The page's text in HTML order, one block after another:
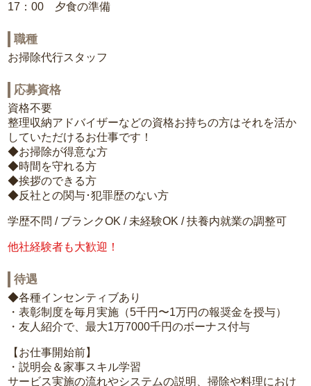
17：00 夕食の準備
職種
お掃除代行スタッフ
応募資格
資格不要
整理収納アドバイザーなどの資格お持ちの方はそれを活か
していただけるお仕事です！
◆お掃除が得意な方
◆時間を守れる方
◆挨拶のできる方
◆反社との関与･犯罪歴のない方
学歴不問 / ブランクOK / 未経験OK / 扶養内就業の調整可
他社経験者も大歓迎！
待遇
◆各種インセンティブあり
・表彰制度を毎月実施（5千円〜1万円の報奨金を授与）
・友人紹介で、最大1万7000千円のボーナス付与
【お仕事開始前】
・説明会＆家事スキル学習
サービス実施の流れやシステムの説明、掃除や料理におけ